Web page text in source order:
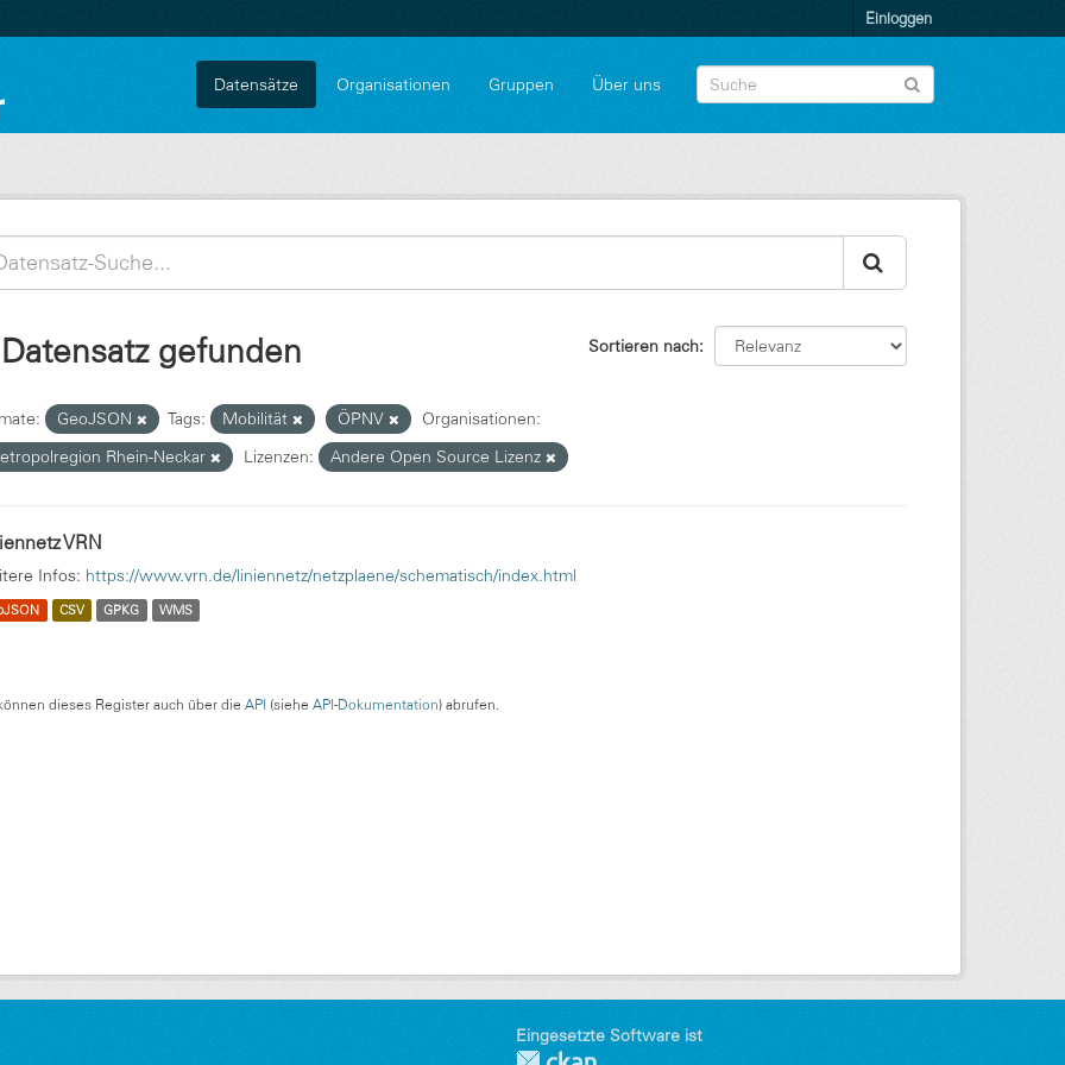
Einloggen
Datensätze Organisationen Gruppen Über uns
Sortieren nach
gefunden
GeoJSON Tags: Mobilität ÖPNV
Organisationen:
Rhein-Neckar
Lizenzen: Andere Open Source Lizenz
VRN
Infos: https://www.vrn.de/liniennetz/netzplaene/schematisch/index.html
CSV GPKG WMS
dieses Register auch über die API (siehe API-Dokumentation) abrufen.
Eingesetzte Software ist